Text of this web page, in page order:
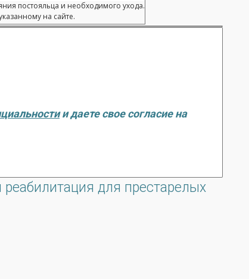
постояльца и необходимого ухода.
на сайте.
и даете свое согласие на
реабилитация для престарелых